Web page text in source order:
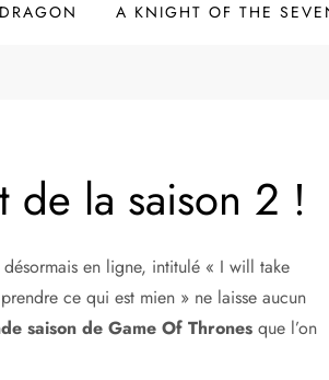
A KNIGHT OF THE
de la saison 2 !
en ligne, intitulé « I will take
ce qui est mien » ne laisse aucun
saison de Game Of Thrones que l’on